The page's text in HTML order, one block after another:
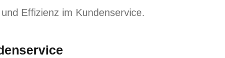
Effizienz im Kundenservice.